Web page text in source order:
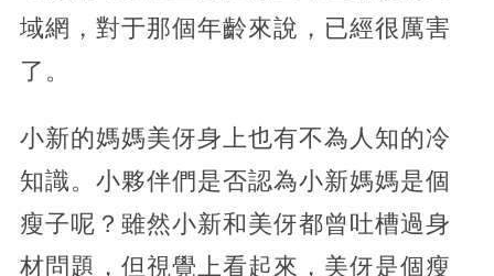
域網，對于那個年齡來說，已經很厲害
了。
小新的媽媽美伢身上也有不為人知的冷
知識。小夥伴們是否認為小新媽媽是個
瘦子呢？雖然小新和美伢都曾吐槽過身
材問題，但視覺上看起來，美伢是個瘦